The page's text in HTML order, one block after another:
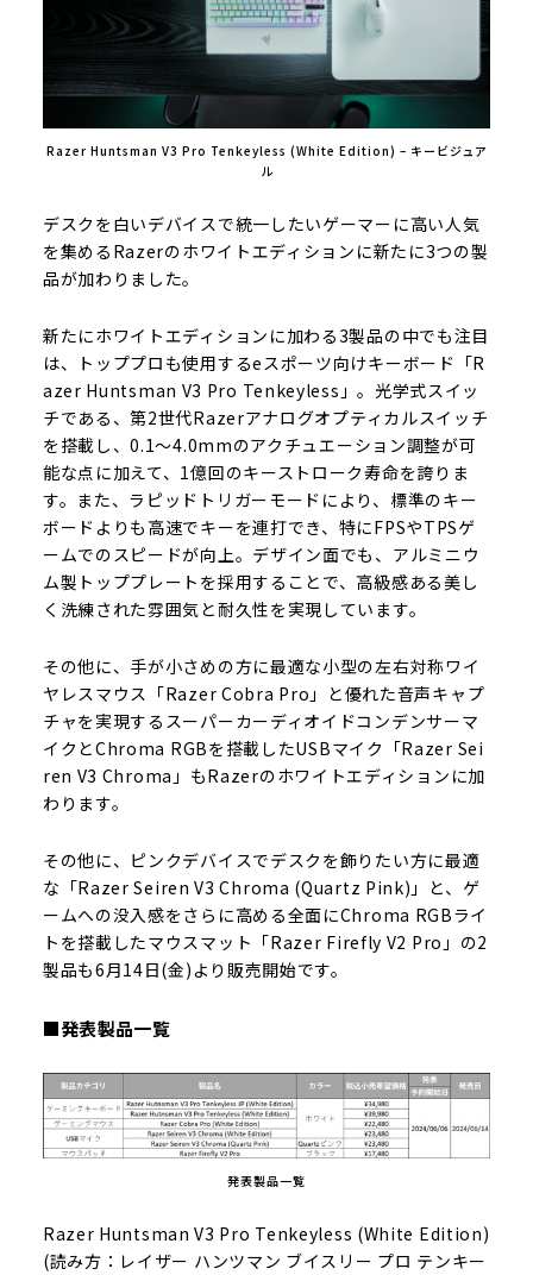
Razer Huntsman V3 Pro Tenkeyless (White Edition) – キービジュア
ル
デスクを白いデバイスで統一したいゲーマーに高い人気
を集めるRazerのホワイトエディションに新たに3つの製
品が加わりました。
新たにホワイトエディションに加わる3製品の中でも注目
は、トッププロも使用するeスポーツ向けキーボード「R
azer Huntsman V3 Pro Tenkeyless」。光学式スイッ
チである、第2世代Razerアナログオプティカルスイッチ
を搭載し、0.1～4.0mmのアクチュエーション調整が可
能な点に加えて、1億回のキーストローク寿命を誇りま
す。また、ラピッドトリガーモードにより、標準のキー
ボードよりも高速でキーを連打でき、特にFPSやTPSゲ
ームでのスピードが向上。デザイン面でも、アルミニウ
ム製トッププレートを採用することで、高級感ある美し
く洗練された雰囲気と耐久性を実現しています。
その他に、手が小さめの方に最適な小型の左右対称ワイ
ヤレスマウス「Razer Cobra Pro」と優れた音声キャプ
チャを実現するスーパーカーディオイドコンデンサーマ
イクとChroma RGBを搭載したUSBマイク「Razer Sei
ren V3 Chroma」もRazerのホワイトエディションに加
わります。
その他に、ピンクデバイスでデスクを飾りたい方に最適
な「Razer Seiren V3 Chroma (Quartz Pink)」と、ゲ
ームへの没入感をさらに高める全面にChroma RGBライ
トを搭載したマウスマット「Razer Firefly V2 Pro」の2
製品も6月14日(金)より販売開始です。
■発表製品一覧
発表製品一覧
Razer Huntsman V3 Pro Tenkeyless (White Edition)
(読み方：レイザー ハンツマン ブイスリー プロ テンキー